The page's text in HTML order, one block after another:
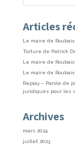
Articles
Le maire de
Torture de Patrick
Le maire de
Le maire de
Replay – Parole de
juridiques pour les
Archives
mars 2024
juillet 2023